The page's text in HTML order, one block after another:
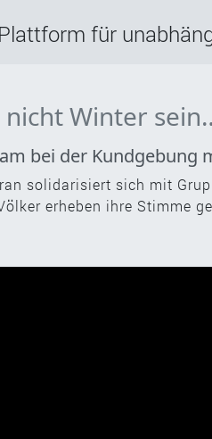
Plattform für
nicht Winter
bei der Kundgebung
solidarisiert sich mit
erheben ihre Stimme